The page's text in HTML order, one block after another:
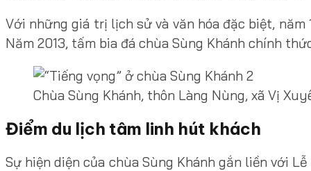
Với những giá trị lịch sử và văn hóa đặc biệt,
Năm 2013, tấm bia đá chùa Sùng Khánh chính
Chùa Sùng Khánh, thôn Làng Nùng, xã Vị
Điểm du lịch tâm linh hút khách
Sự hiện diện của chùa Sùng Khánh gắn liền với